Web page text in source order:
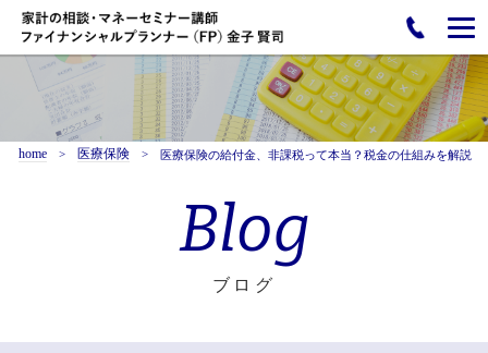
home 医療保険 医療保険の給付金、非課税って本当？税金の仕組みを解説
Blog
ブログ